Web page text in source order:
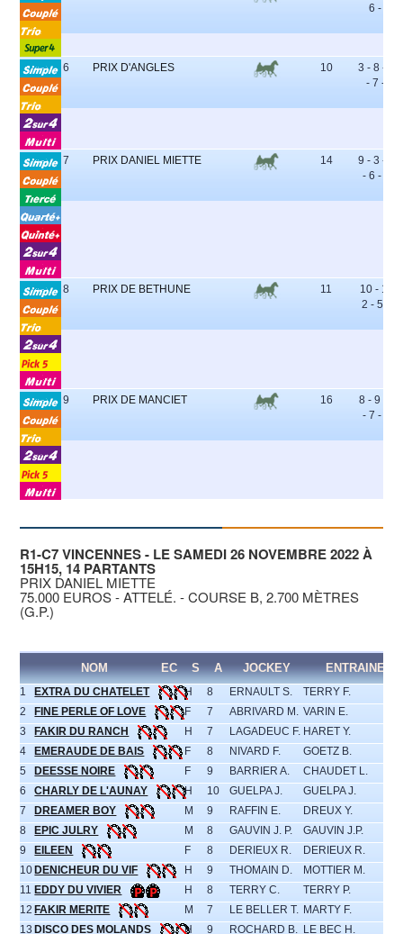
6 - 5
6 PRIX D'ANGLES 10
3 - 8 - 10
- 7 - 2
7 PRIX DANIEL MIETTE 14
9 - 3 - 12
- 6 - 10
8 PRIX DE BETHUNE 11
10 - 11 -
2 - 5 - 7
9 PRIX DE MANCIET 16
8 - 9 - 11
- 7 - 13
R1-C7 VINCENNES - LE SAMEDI 26 NOVEMBRE 2022 À
15H15, 14 PARTANTS
PRIX DANIEL MIETTE
75.000 EUROS - ATTELÉ. - COURSE B, 2.700 MÈTRES
(G.P.)
NOM EC S A JOCKEY ENTRAINEUR
1 EXTRA DU CHATELET H 8 ERNAULT S.
TERRY F.
2
FINE PERLE OF LOVE F 7 ABRIVARD M. VARIN E.
3
FAKIR DU RANCH H 7 LAGADEUC F. HARET Y.
4
EMERAUDE DE BAIS F 8 NIVARD F.
GOETZ B.
5
DEESSE NOIRE F 9 BARRIER A.
CHAUDET L.
6
CHARLY DE L'AUNAY H 10 GUELPA J.
GUELPA J.
7
DREAMER BOY M 9 RAFFIN E.
DREUX Y.
8
EPIC JULRY M 8 GAUVIN J. P.
GAUVIN J.P.
9
EILEEN F 8 DERIEUX R.
DERIEUX R.
10 DENICHEUR DU VIF H 9 THOMAIN D.
MOTTIER M.
11 EDDY DU VIVIER H 8 TERRY C.
TERRY P.
12 FAKIR MERITE M 7 LE BELLER T. MARTY F.
13 DISCO DES MOLANDS H 9 ROCHARD B. LE BEC H.